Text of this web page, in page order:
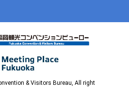
& Visitors Bureau, All right